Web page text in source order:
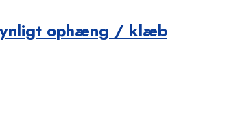
ophæng / klæb